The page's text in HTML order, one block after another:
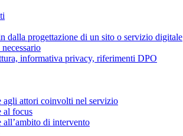
dalla progettazione di un sito o servizio digitale
informativa privacy, riferimenti DPO
agli attori coinvolti nel servizio
al focus
di intervento